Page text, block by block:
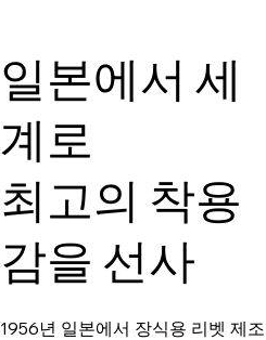
일본에서 세
계로
최고의 착용
감을 선사
1956년 일본에서 장식용 리벳 제